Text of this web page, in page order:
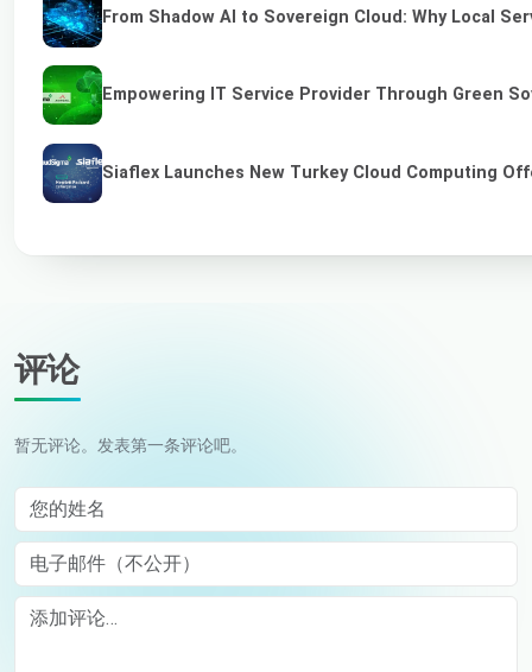
From Shadow AI to Sovereign Cloud: Why Local
Empowering IT Service Provider Through Green
Siaflex Launches New Turkey Cloud Computing
评论
暂无评论。发表第一条评论吧。
您的姓名
电子邮件（不公开）
Comment